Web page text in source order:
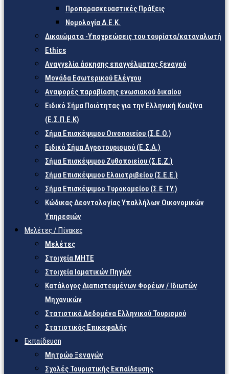
Προπαρασκευαστικές Πράξεις
Νομολογία Δ.Ε.Κ.
Δικαιώματα -Υποχρεώσεις του τουρίστα/καταναλωτή
Ethics
Αναγγελία άσκησης επαγγέλματος ξεναγού
Μονάδα Εσωτερικού Ελέγχου
Αναφορές παραβίασης ενωσιακού δικαίου
Ειδικό Σήμα Ποιότητας για την Ελληνική Κουζίνα
(Ε.Σ.Π.Ε.Κ)
Σήμα Επισκέψιμου Οινοποιείου (Σ.Ε.Ο.)
Ειδικό Σήμα Αγροτουρισμού (Ε.Σ.Α.)
Σήμα Επισκέψιμου Ζυθοποιείου (Σ.Ε.Ζ.)
Σήμα Επισκέψιμου Ελαιοτριβείου (Σ.Ε.Ε.)
Σήμα Επισκέψιμου Τυροκομείου (Σ.Ε.TY.)
Κώδικας Δεοντολογίας Υπαλλήλων Οικονομικών
Υπηρεσιών
Μελέτες / Πίνακες
Μελέτες
Στοιχεία ΜΗΤΕ
Στοιχεία Ιαματικών Πηγών
Κατάλογος Διαπιστευμένων Φορέων / Ιδιωτών
Μηχανικών
Στατιστικά Δεδομένα Ελληνικού Τουρισμού
Στατιστικός Επικεφαλής
Εκπαίδευση
Μητρώο Ξεναγών
Σχολές Τουριστικής Εκπαίδευσης